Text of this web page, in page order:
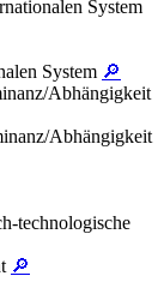
System
System 🔎
Abhängigkeit
Abhängigkeit
technologische
🔎